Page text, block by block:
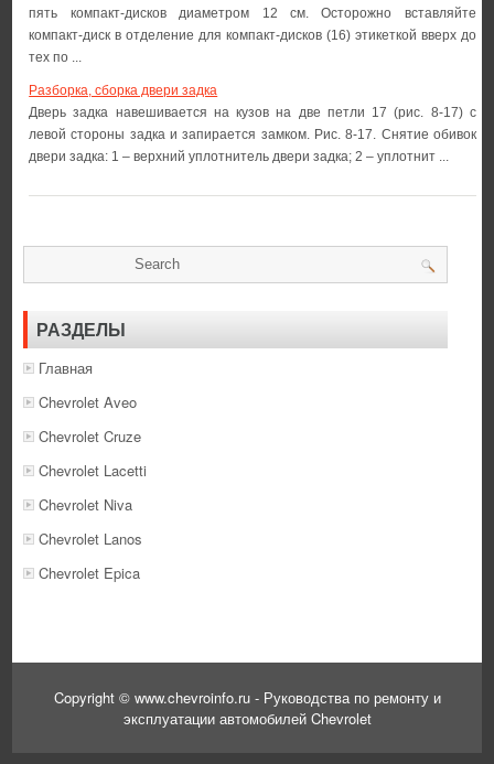
пять компакт-дисков диаметром 12 см. Осторожно вставляйте
компакт-диск в отделение для компакт-дисков (16) этикеткой вверх до
тех по ...
Разборка, сборка двери задка
Дверь задка навешивается на кузов на две петли 17 (рис. 8-17) с
левой стороны задка и запирается замком. Рис. 8-17. Снятие обивок
двери задка: 1 – верхний уплотнитель двери задка; 2 – уплотнит ...
РАЗДЕЛЫ
Главная
Chevrolet Aveo
Chevrolet Cruze
Chevrolet Lacetti
Chevrolet Niva
Chevrolet Lanos
Chevrolet Epica
Copyright © www.chevroinfo.ru - Руководства по ремонту и
эксплуатации автомобилей Chevrolet